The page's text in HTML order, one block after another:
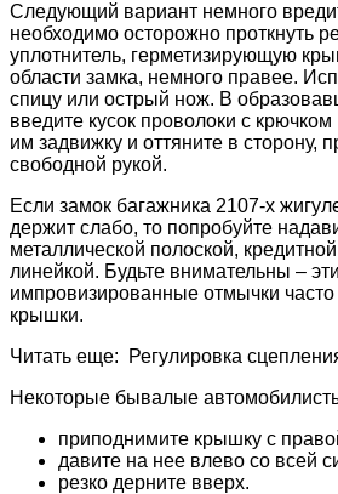
Следующий вариант немного
необходимо осторожно проткнуть
уплотнитель, герметизирующую
области замка, немного правее.
спицу или острый нож. В
введите кусок проволоки с
им задвижку и оттяните в сторону,
свободной рукой.
Если замок багажника 2107-х
держит слабо, то попробуйте
металлической полоской,
линейкой. Будьте внимательны – эти
импровизированные отмычки часто
крышки.
Читать еще: Регулировка
Некоторые бывалые
приподнимите крышку с
давите на нее влево со всей
резко дерните вверх.